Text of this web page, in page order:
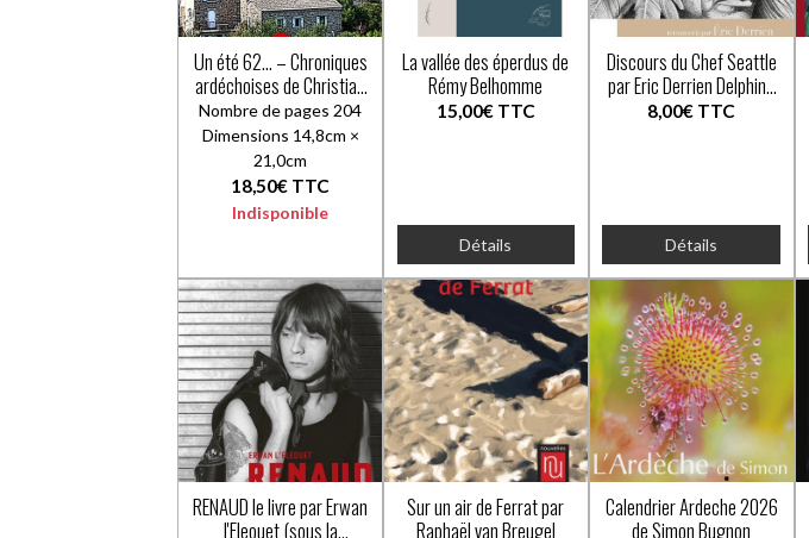
Un été 62… – Chroniques
ardéchoises de Christian
Chapus
Nombre de pages 204
Dimensions 14,8cm ×
21,0cm
18,50€ TTC
Indisponible
La vallée des éperdus de
Rémy Belhomme
15,00€ TTC
Détails
Discours du Chef Seattle
par Eric Derrien Delphine
Dumont
8,00€ TTC
Détails
RENAUD le livre par Erwan
l'Eleouet (sous la
Sur un air de Ferrat par
Raphaël van Breugel
Calendrier Ardeche 2026
de Simon Bugnon